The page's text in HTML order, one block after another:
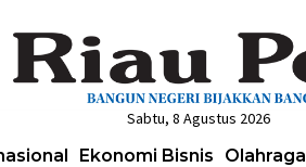
Sabtu, 8 Agustus 2026
Ekonomi Bisnis Olahraga